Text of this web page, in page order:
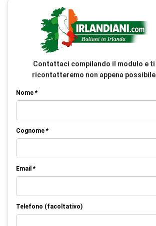
Contattaci compilando il modulo e ti
ricontatteremo non appena possibile
Nome *
Cognome *
Email *
Telefono (facoltativo)